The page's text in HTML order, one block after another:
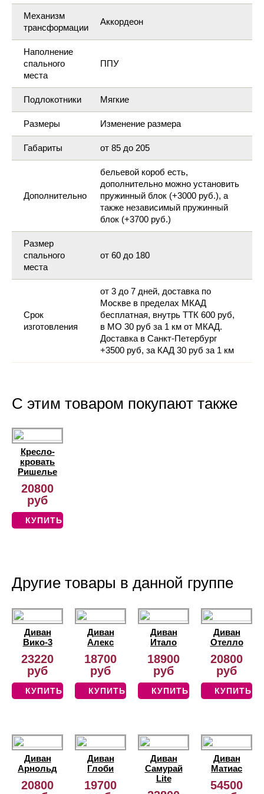
Механизм
трансформации
Аккордеон
Наполнение
спального
места
ППУ
Подлокотники Мягкие
Размеры Изменение размера
Габариты от 85 до 205
Дополнительно
бельевой короб есть,
дополнительно можно установить
пружинный блок (+3000 руб.), а
также независимый пружинный
блок (+3700 руб.)
Размер
спального
места
от 60 до 180
Срок
изготовления
от 3 до 7 дней, доставка по
Москве в пределах МКАД
бесплатная, внутрь ТТК 600 руб,
в МО 30 руб за 1 км от МКАД.
Доставка в Санкт-Петербург
+3500 руб, за КАД 30 руб за 1 км
С этим товаром покупают также
Кресло-
кровать
Ришелье
20800
руб
КУПИТЬ
Другие товары в данной группе
Диван
Вико-3
23220
руб
КУПИТЬ
Диван
Алекс
18700
руб
КУПИТЬ
Диван
Итало
18900
руб
КУПИТЬ
Диван
Отелло
20800
руб
КУПИТЬ
Диван
Арнольд
20800
Диван
Глоби
19700
Диван
Самурай
Lite
Диван
Матиас
54500